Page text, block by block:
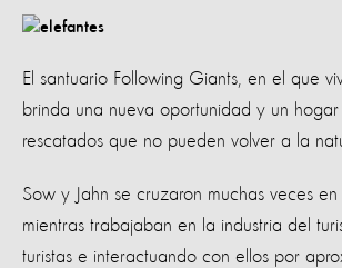
El santuario Following Giants, en el que
brinda una nueva oportunidad y un
rescatados que no pueden volver a la
Sow y Jahn se cruzaron muchas veces
mientras trabajaban en la industria del
turistas e interactuando con ellos por